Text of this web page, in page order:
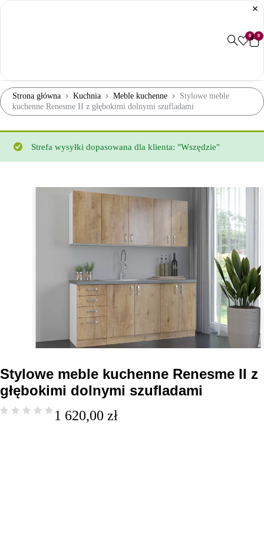
0 0
Strona główna Kuchnia Meble kuchenne
Stylowe meble
kuchenne Renesme II z głębokimi dolnymi szufladami
Strefa wysyłki dopasowana dla klienta: "Wszędzie"
Stylowe meble kuchenne Renesme II z
głębokimi dolnymi szufladami
1 620,00 zł